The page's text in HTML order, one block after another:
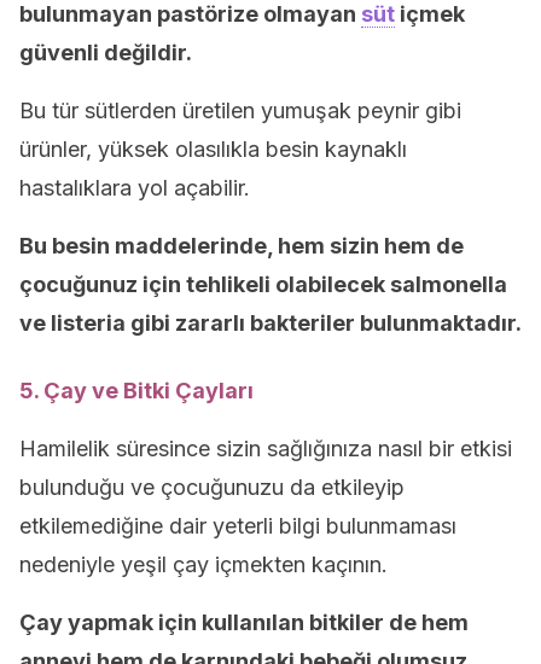
bulunmayan pastörize olmayan süt içmek
güvenli değildir.
Bu tür sütlerden üretilen yumuşak peynir gibi
ürünler, yüksek olasılıkla besin kaynaklı
hastalıklara yol açabilir.
Bu besin maddelerinde, hem sizin hem de
çocuğunuz için tehlikeli olabilecek salmonella
ve listeria gibi zararlı bakteriler bulunmaktadır.
5. Çay ve Bitki Çayları
Hamilelik süresince sizin sağlığınıza nasıl bir etkisi
bulunduğu ve çocuğunuzu da etkileyip
etkilemediğine dair yeterli bilgi bulunmaması
nedeniyle yeşil çay içmekten kaçının.
Çay yapmak için kullanılan bitkiler de hem